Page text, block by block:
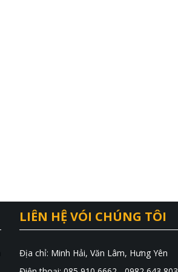
LIÊN HỆ VÓI CHÚNG TÔI
Địa chỉ: Minh Hải, Văn Lâm, Hưng Yên